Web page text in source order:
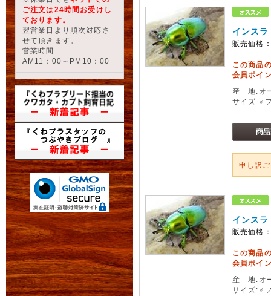
ご注文は24時間お受けし
ております。
翌営業日より順次対応さ
せて頂きます。
営業時間
AM11：00～PM10：00
インス
販売価格
この商品
会員ポイ
産 地:オ
サイズ:♂
申し訳
インス
販売価格
この商品
会員ポイ
産 地:オ
サイズ:♂